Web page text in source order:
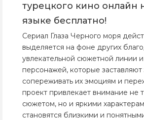
турецкого кино онлайн
языке бесплатно!
Сериал Глаза Черного моря
выделяется на фоне других
увлекательной сюжетной линии
персонажей, которые заставляют
сопереживать их эмоциям и
проект привлекает внимание не
сюжетом, но и яркими
становятся близкими и